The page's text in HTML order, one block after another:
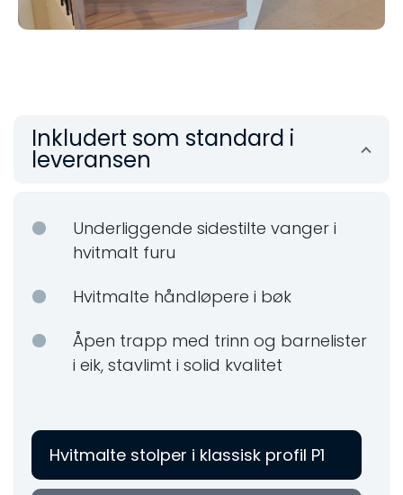
Inkludert som standard i
leveransen
Underliggende sidestilte vanger i
hvitmalt furu
Hvitmalte håndløpere i bøk
Åpen trapp med trinn og barnelister
i eik, stavlimt i solid kvalitet
Hvitmalte stolper i klassisk profil P1